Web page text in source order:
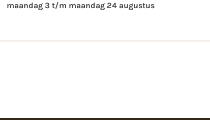
maandag 3 t/m maandag 24 augustus